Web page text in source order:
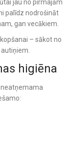
jau no pirmajām
palīdz nodrošināt
gan vecākiem.
– sākot no
higiēna
neatņemama